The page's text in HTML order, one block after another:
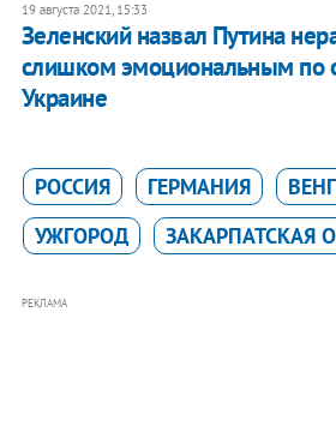
19 августа 2021, 15:33
Зеленский назвал Путина
слишком эмоциональным по
Украине
РОССИЯ ГЕРМАНИЯ
УЖГОРОД
ЗАКАРПАТСКАЯ
РЕКЛАМА